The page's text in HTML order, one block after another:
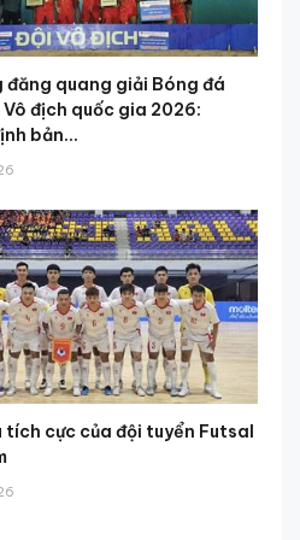
đăng quang giải Bóng đá
địch quốc gia 2026:
bản...
tích cực của đội tuyển Futsal